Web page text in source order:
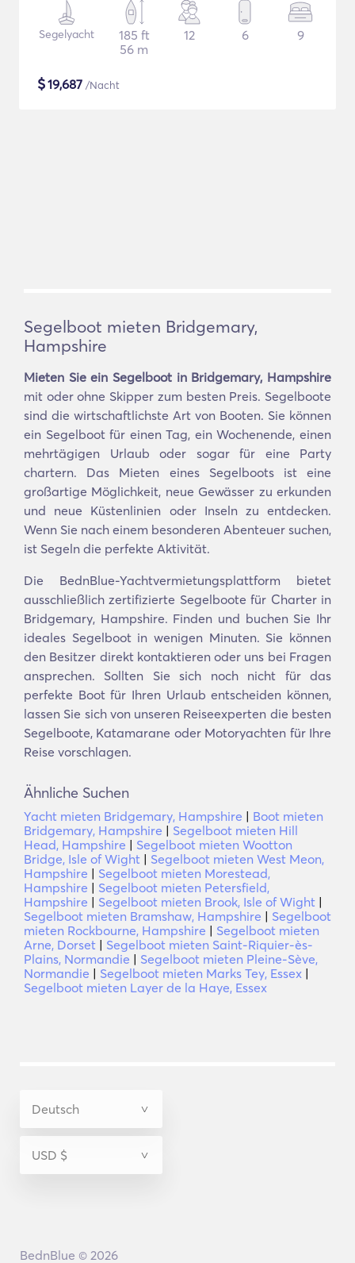
Segelyacht
185 ft
56 m
12 6 9
$19,687 /Nacht
Segelboot mieten Bridgemary,
Hampshire
Mieten Sie ein Segelboot in Bridgemary, Hampshire
mit oder ohne Skipper zum besten Preis. Segelboote
sind die wirtschaftlichste Art von Booten. Sie können
ein Segelboot für einen Tag, ein Wochenende, einen
mehrtägigen Urlaub oder sogar für eine Party
chartern. Das Mieten eines Segelboots ist eine
großartige Möglichkeit, neue Gewässer zu erkunden
und neue Küstenlinien oder Inseln zu entdecken.
Wenn Sie nach einem besonderen Abenteuer suchen,
ist Segeln die perfekte Aktivität.
Die BednBlue-Yachtvermietungsplattform bietet
ausschließlich zertifizierte Segelboote für Charter in
Bridgemary, Hampshire. Finden und buchen Sie Ihr
ideales Segelboot in wenigen Minuten. Sie können
den Besitzer direkt kontaktieren oder uns bei Fragen
ansprechen. Sollten Sie sich noch nicht für das
perfekte Boot für Ihren Urlaub entscheiden können,
lassen Sie sich von unseren Reiseexperten die besten
Segelboote, Katamarane oder Motoryachten für Ihre
Reise vorschlagen.
Ähnliche Suchen
Yacht mieten Bridgemary, Hampshire | Boot mieten
Bridgemary, Hampshire | Segelboot mieten Hill
Head, Hampshire | Segelboot mieten Wootton
Bridge, Isle of Wight | Segelboot mieten West Meon,
Hampshire | Segelboot mieten Morestead,
Hampshire | Segelboot mieten Petersfield,
Hampshire | Segelboot mieten Brook, Isle of Wight |
Segelboot mieten Bramshaw, Hampshire | Segelboot
mieten Rockbourne, Hampshire | Segelboot mieten
Arne, Dorset | Segelboot mieten Saint-Riquier-ès-
Plains, Normandie | Segelboot mieten Pleine-Sève,
Normandie | Segelboot mieten Marks Tey, Essex |
Segelboot mieten Layer de la Haye, Essex
BednBlue © 2026